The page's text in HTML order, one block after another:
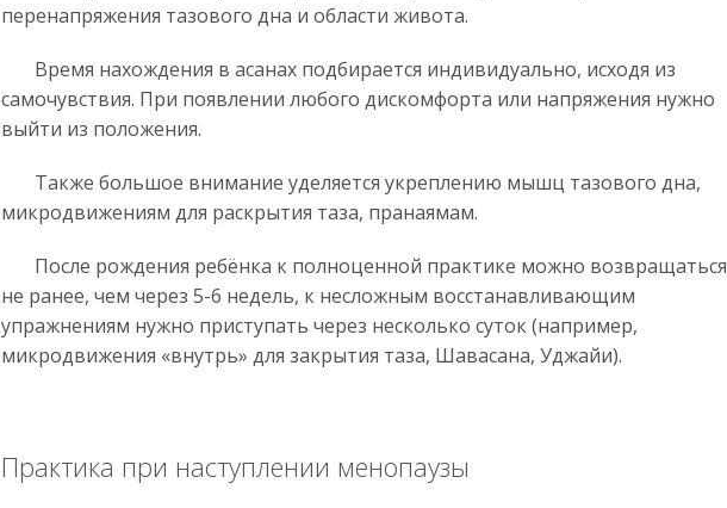
перенапряжения тазового дна и области живота.
Время нахождения в асанах подбирается индивидуально, исходя из
самочувствия. При появлении любого дискомфорта или напряжения нужно
выйти из положения.
Также большое внимание уделяется укреплению мышц тазового дна,
микродвижениям для раскрытия таза, пранаямам.
После рождения ребёнка к полноценной практике можно возвращаться
не ранее, чем через 5-6 недель, к несложным восстанавливающим
упражнениям нужно приступать через несколько суток (например,
микродвижения «внутрь» для закрытия таза, Шавасана, Уджайи).
Практика при наступлении менопаузы